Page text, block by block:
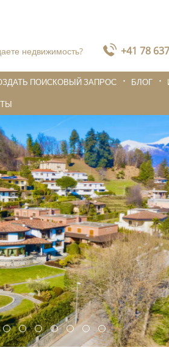
недвижимость? +41 78
ПОИСКОВЫЙ ЗАПРОС БЛОГ